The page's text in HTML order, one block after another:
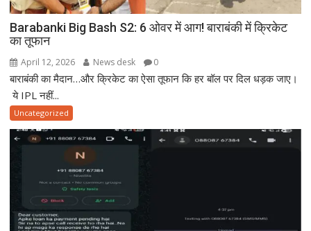
Barabanki Big Bash S2: 6 ओवर में आग! बाराबंकी में क्रिकेट
का तूफान
April 12, 2026 News desk 0
बाराबंकी का मैदान…और क्रिकेट का ऐसा तूफान कि हर बॉल पर दिल धड़क जाए।
ये IPL नहीं...
Uncategorized